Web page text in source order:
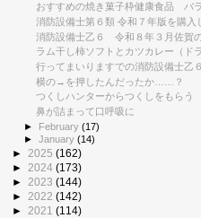
おすすめの焼き菓子枠健康食品 バ
消防設備士第６類 令和７年版を購入
消防設備士乙６ 令和８年３月佐賀
ラム干し柿ソフトとカツカレー（ド
行ってまいりますでの消防設備士乙
横の→を押したんだったか……？
つくしハンターからつくしをもらう
鼻が詰まって口呼吸に
► February(17)
►January(14)
► 2025 (162)
► 2024 (173)
► 2023 (144)
► 2022 (142)
► 2021 (114)